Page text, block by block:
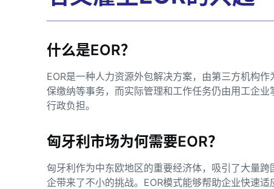
什么是EOR？
EOR是一种人力资源外包解决方案，由第三方机构
保缴纳等事务，而实际管理和工作任务仍由用工企
行政负担。
匈牙利市场为何需要EOR？
匈牙利作为中东欧地区的重要经济体，吸引了大量
企带来了不小的挑战。EOR模式能够帮助企业快速